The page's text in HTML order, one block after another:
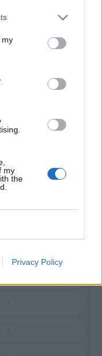
my
my
the
Privacy Policy
0 - 0%
Bonus/Malus